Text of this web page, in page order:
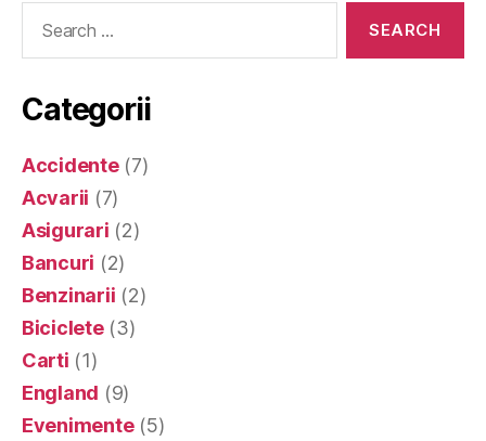
Categorii
Accidente(7)
Acvarii (7)
Asigurari (2)
Bancuri (2)
Benzinarii (2)
Biciclete(3)
Carti (1)
England (9)
Evenimente(5)